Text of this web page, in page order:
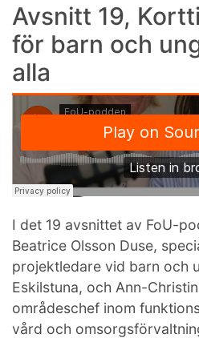
Avsnitt 19,
för barn och
alla
I det 19 avsnittet av FoU-
Beatrice Olsson Duse,
projektledare vid barn och
Eskilstuna, och Ann-
områdeschef inom
vård och